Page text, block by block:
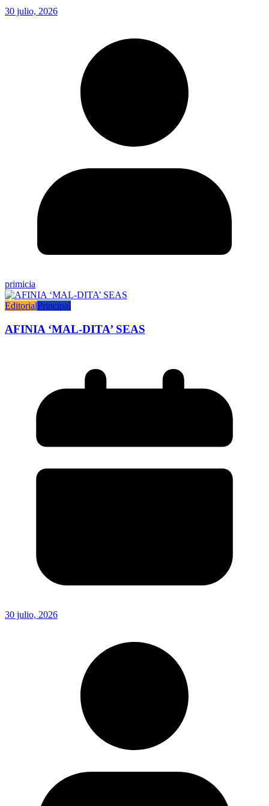
30 julio, 2026
primicia
EditorialPrincipal
AFINIA ‘MAL-DITA’ SEAS
30 julio, 2026